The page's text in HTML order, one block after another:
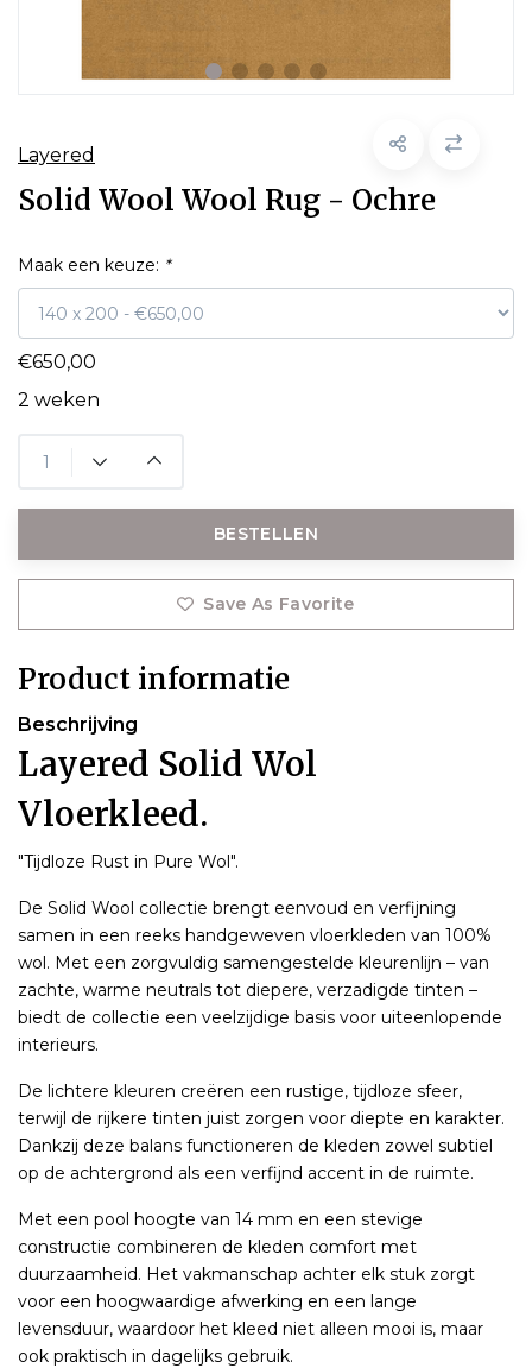
Layered
Solid Wool Wool Rug - Ochre
Maak een keuze: *
€650,00
2 weken
BESTELLEN
Save As Favorite
Product informatie
Beschrijving
Layered Solid Wol
Vloerkleed.
"Tijdloze Rust in Pure Wol".
De Solid Wool collectie brengt eenvoud en verfijning
samen in een reeks handgeweven vloerkleden van 100%
wol. Met een zorgvuldig samengestelde kleurenlijn – van
zachte, warme neutrals tot diepere, verzadigde tinten –
biedt de collectie een veelzijdige basis voor uiteenlopende
interieurs.
De lichtere kleuren creëren een rustige, tijdloze sfeer,
terwijl de rijkere tinten juist zorgen voor diepte en karakter.
Dankzij deze balans functioneren de kleden zowel subtiel
op de achtergrond als een verfijnd accent in de ruimte.
Met een pool hoogte van 14 mm en een stevige
constructie combineren de kleden comfort met
duurzaamheid. Het vakmanschap achter elk stuk zorgt
voor een hoogwaardige afwerking en een lange
levensduur, waardoor het kleed niet alleen mooi is, maar
ook praktisch in dagelijks gebruik.